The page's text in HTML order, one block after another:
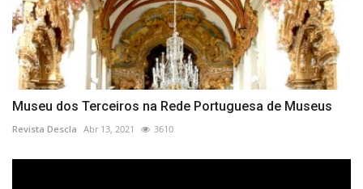
Museu dos Terceiros na Rede Portuguesa de Museus
Revista Descla Abr 13, 2021 3610